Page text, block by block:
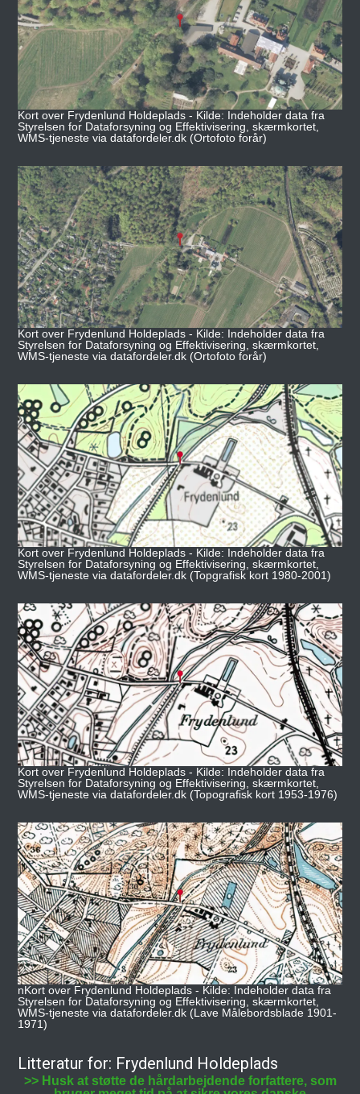
Kort over Frydenlund Holdeplads - Kilde: Indeholder data fra
Styrelsen for Dataforsyning og Effektivisering, skærmkortet,
WMS-tjeneste via datafordeler.dk (Ortofoto forår)
Kort over Frydenlund Holdeplads - Kilde: Indeholder data fra
Styrelsen for Dataforsyning og Effektivisering, skærmkortet,
WMS-tjeneste via datafordeler.dk (Ortofoto forår)
Kort over Frydenlund Holdeplads - Kilde: Indeholder data fra
Styrelsen for Dataforsyning og Effektivisering, skærmkortet,
WMS-tjeneste via datafordeler.dk (Topgrafisk kort 1980-2001)
Kort over Frydenlund Holdeplads - Kilde: Indeholder data fra
Styrelsen for Dataforsyning og Effektivisering, skærmkortet,
WMS-tjeneste via datafordeler.dk (Topografisk kort 1953-1976)
nKort over Frydenlund Holdeplads - Kilde: Indeholder data fra
Styrelsen for Dataforsyning og Effektivisering, skærmkortet,
WMS-tjeneste via datafordeler.dk (Lave Målebordsblade 1901-
1971)
Litteratur for: Frydenlund Holdeplads
>> Husk at støtte de hårdarbejdende forfattere, som